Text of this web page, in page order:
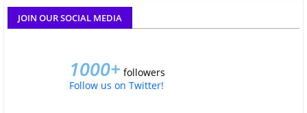
JOIN OUR SOCIAL MEDIA
1000+ followers
Follow us on Twitter!